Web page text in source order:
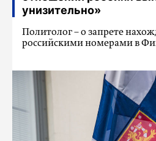
унизительно»
Политолог – о запрете
российскими номерами в